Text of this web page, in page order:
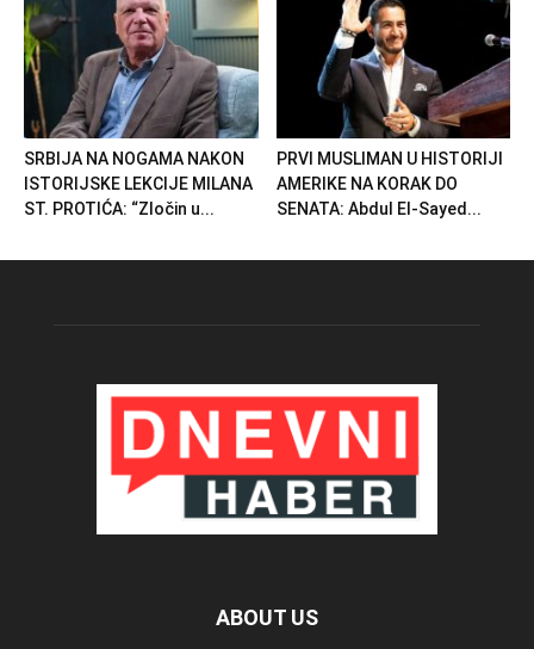
SRBIJA NA NOGAMA NAKON
ISTORIJSKE LEKCIJE MILANA
ST. PROTIĆA: “Zločin u...
PRVI MUSLIMAN U HISTORIJI
AMERIKE NA KORAK DO
SENATA: Abdul El-Sayed...
ABOUT US